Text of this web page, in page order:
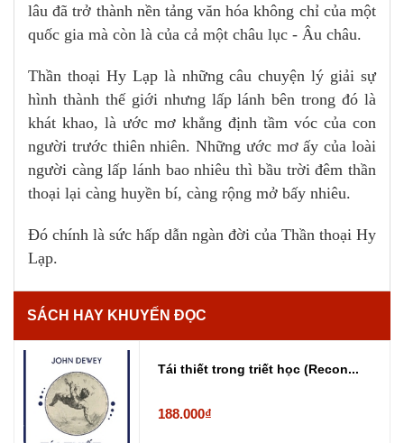
lâu đã trở thành nền tảng văn hóa không chỉ của một
quốc gia mà còn là của cả một châu lục - Âu châu.
Thần thoại Hy Lạp là những câu chuyện lý giải sự
hình thành thế giới nhưng lấp lánh bên trong đó là
khát khao, là ước mơ khẳng định tầm vóc của con
người trước thiên nhiên. Những ước mơ ấy của loài
người càng lấp lánh bao nhiêu thì bầu trời đêm thần
thoại lại càng huyền bí, càng rộng mở bấy nhiêu.
Đó chính là sức hấp dẫn ngàn đời của Thần thoại Hy
Lạp.
SÁCH HAY KHUYẾN ĐỌC
Tái thiết trong triết học (Recon...
188.000₫